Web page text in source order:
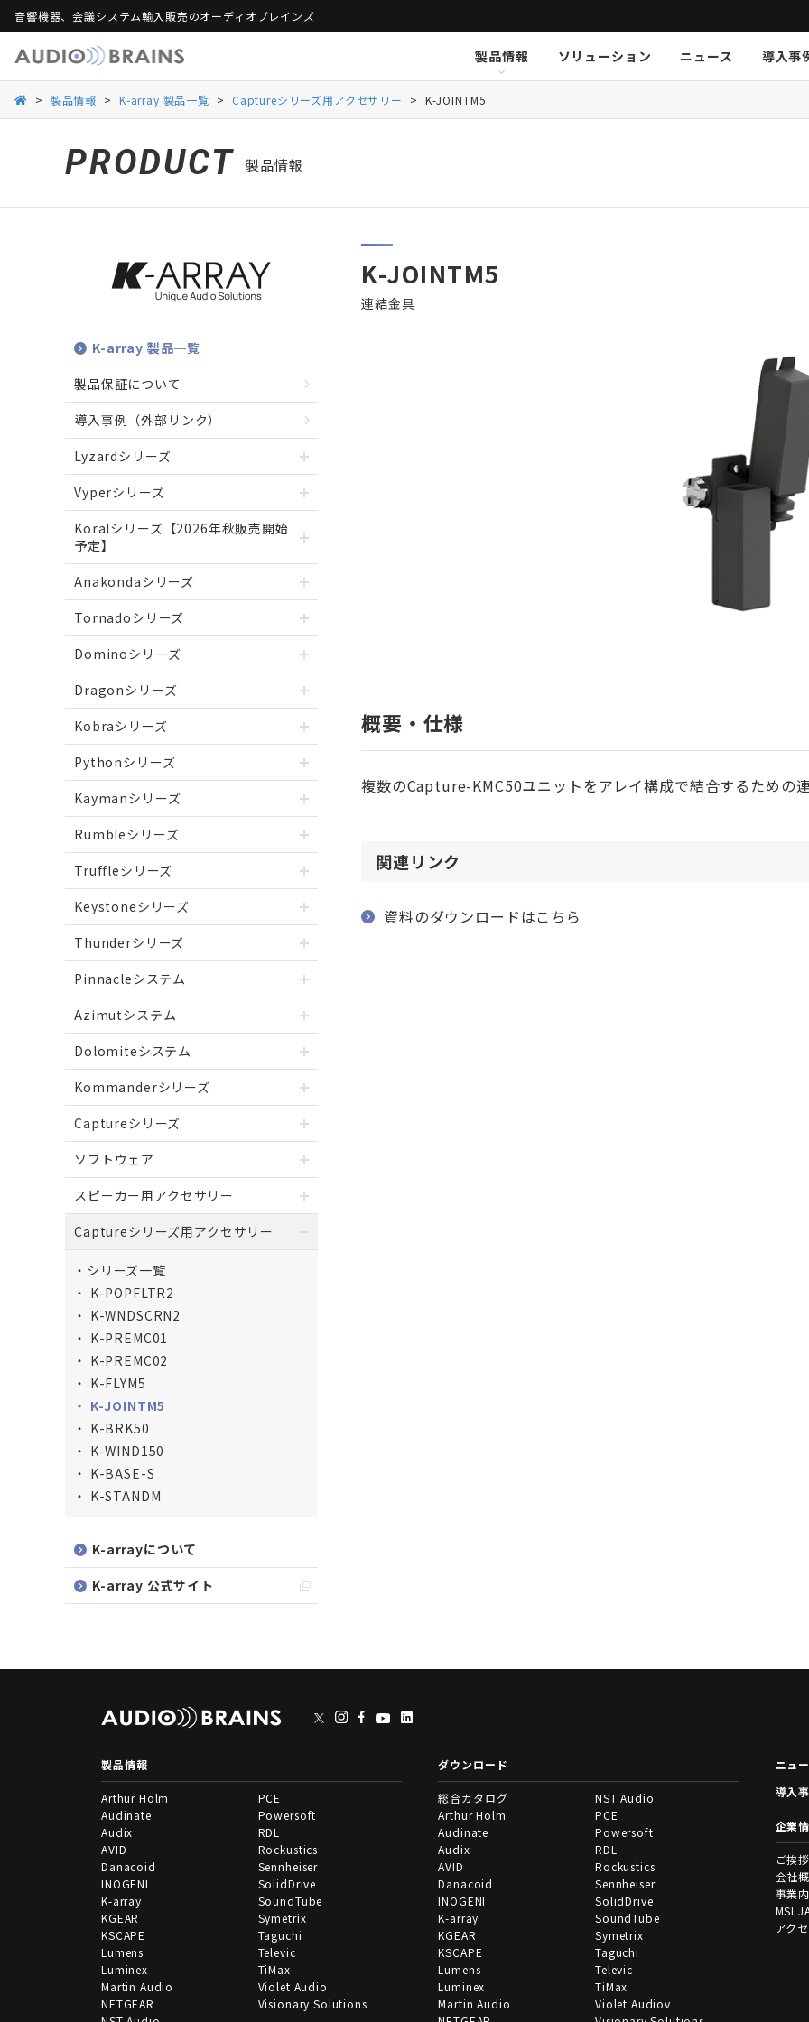
音響機器、会議システム輸入販売のオーディオブレインズ
製品情報
Danacoid
INOGENI K-array KGEAR
Luminex
RDL
Taguchi
Televic TiMax Violet Audio
ソリューション
ニュース
導入事
Danacoid
INOGENI K-array KGEAR
Luminex
RDL
Taguchi
Televic TiMax Violet Audio
> 製品情報 > K-array 製品一覧 > Captureシリーズ用アクセサリー > K-JOINTM5
PRODUCT 製品情報
K-array 製品一覧
製品保証について
導入事例（外部リンク）
Lyzardシリーズ
Vyperシリーズ
Koralシリーズ【2026年秋販売開始
予定】
Anakondaシリーズ
Tornadoシリーズ
Dominoシリーズ
Dragonシリーズ
Kobraシリーズ
Pythonシリーズ
Kaymanシリーズ
Rumbleシリーズ
Truffleシリーズ
Keystoneシリーズ
Thunderシリーズ
Pinnacleシステム
Azimutシステム
Dolomiteシステム
Kommanderシリーズ
Captureシリーズ
ソフトウェア
スピーカー用アクセサリー
Captureシリーズ用アクセサリー
シリーズ一覧
K-POPFLTR2
K-WNDSCRN2
K-PREMC01
K-PREMC02
K-FLYM5
K-JOINTM5
K-BRK50
K-WIND150
K-BASE-S
K-STANDM
K-arrayについて
K-array 公式サイト
K-JOINTM5
連結金具
概要・仕様
複数のCapture-KMC50ユニットをアレイ構成で結合するための
関連リンク
資料のダウンロードはこちら
製品情報
Arthur Holm
Audinate
Audix
AVID
Danacoid
INOGENI
K-array
KGEAR
KSCAPE
Lumens
Luminex
Martin Audio
NETGEAR
PCE
Powersoft
RDL
Rockustics
Sennheiser
SolidDrive
SoundTube
Symetrix
Taguchi
Televic
TiMax
Violet Audio
Visionary Solutions
ダウンロード
総合カタログ
Arthur Holm
Audinate
Audix
AVID
Danacoid
INOGENI
K-array
KGEAR
KSCAPE
Lumens
Luminex
Martin Audio
NST Audio
PCE
Powersoft
RDL
Rockustics
Sennheiser
SolidDrive
SoundTube
Symetrix
Taguchi
Televic
TiMax
Violet Audiov
ニュ
導入
企業
ご挨
会社
事業
MSI
アク